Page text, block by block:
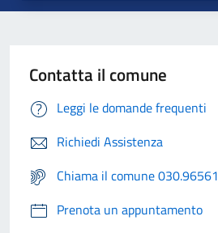
Contatta il comune
Leggi le domande frequenti
Richiedi Assistenza
Chiama il comune 030.96561
Prenota un appuntamento